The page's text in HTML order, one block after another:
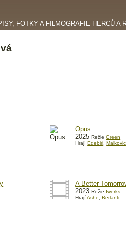
FOTKY A FILMOGRAFIE HERCŮ A
Opus
2025RežieGreen
HrajíEdebiri ,
A Better
2023Režie Iwerks
HrajíAshe ,Berlanti